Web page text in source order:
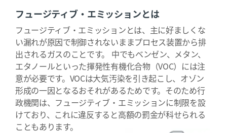
フュージティブ・エミッションとは
フュージティブ・エミッションとは、主に好ましくな
い漏れが原因で制御されないままプロセス装置から排
出されるガスのことです。 中でもベンゼン、メタン、
エタノールといった揮発性有機化合物（VOC）には注
意が必要です。VOCは大気汚染を引き起こし、オゾン
形成の一因となるおそれがあるためです。そのため行
政機関は、フュージティブ・エミッションに制限を設
けており、これに違反すると高額の罰金が科せられる
こともあります。